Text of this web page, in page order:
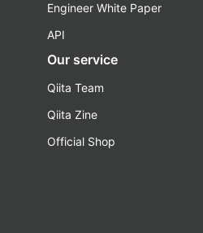
Engineer White Paper
API
Our service
Qiita Team
Qiita Zine
Official Shop